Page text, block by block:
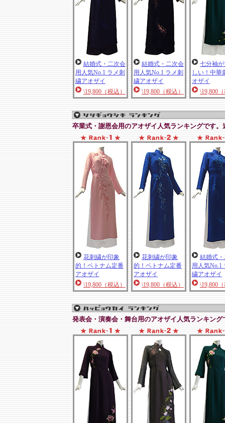
結婚式・二次会
用人気No.1 ラメ刺
繍アオザイ
\19,800（税込）
結婚式・二次会
用人気No.1 ラメ刺
繍アオザイ
\19,800（税込）
七分袖
しい！中華
オザイ
\19,800
卒業式・謝恩会用のアオザイ人気ランキングです
花刺繍が印象
的！ベトナム定番
アオザイ
\19,800（税込）
花刺繍が印象
的！ベトナム定番
アオザイ
\19,800（税込）
結婚式
用人気No.1
繍アオザイ
\19,800
発表会・演奏会・舞台用のアオザイ人気ランキン